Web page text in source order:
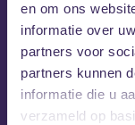
en om ons
informatie over
partners voor
partners kunnen
informatie die u
verzameld op